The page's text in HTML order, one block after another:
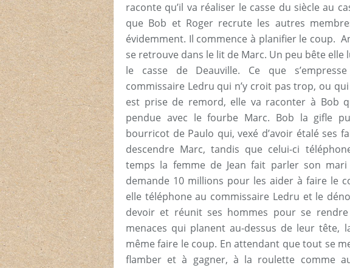
raconte qu’il va réaliser le casse du siècle au
que Bob et Roger recrute les autres
évidemment. Il commence à planifier le coup.
se retrouve dans le lit de Marc. Un peu bête elle
le casse de Deauville. Ce que
commissaire Ledru qui n’y croit pas trop, ou
est prise de remord, elle va raconter à Bob
pendue avec le fourbe Marc. Bob la gifle
bourricot de Paulo qui, vexé d’avoir étalé ses
descendre Marc, tandis que celui-ci
temps la femme de Jean fait parler son mari
demande 10 millions pour les aider à faire le
elle téléphone au commissaire Ledru et le
devoir et réunit ses hommes pour se
menaces qui planent au-dessus de leur tête,
même faire le coup. En attendant que tout se
flamber et à gagner, à la roulette comme